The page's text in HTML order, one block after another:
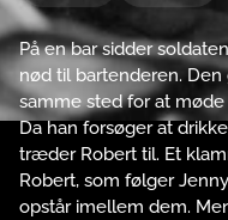
På en bar sidder
nød til bartenderen.
samme sted for at
Da han forsøger at
træder Robert til. Et
Robert, som følger
opstår imellem dem.